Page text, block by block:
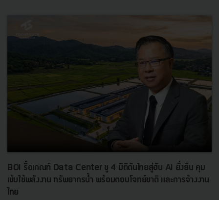
BOI รื้อเกณฑ์ Data Center ชู 4 มิติดันไทยสู่ฮับ AI ยั่งยืน คุม
เข้มใช้พลังงาน ทรัพยากรน้ำ พร้อมตอบโจทย์ชาติ และการจ้างงาน
ไทย